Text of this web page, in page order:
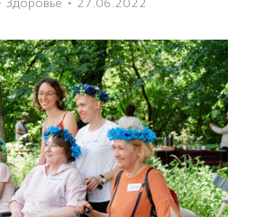
Здоровье · 27.06.2022